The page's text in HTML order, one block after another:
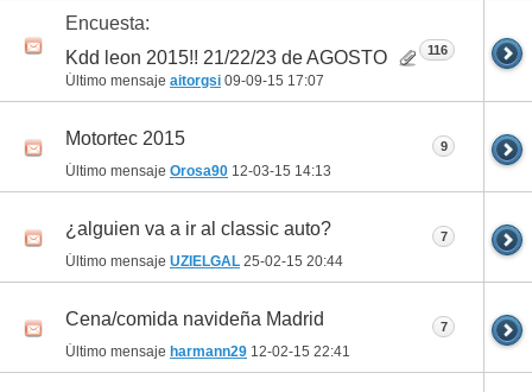
Encuesta:
Kdd leon 2015!! 21/22/23 de AGOSTO
Último mensaje aitorgsi 09-09-15 17:07
116
Motortec 2015
Último mensaje Orosa90 12-03-15 14:13
9
¿alguien va a ir al classic auto?
Último mensaje UZIELGAL 25-02-15 20:44
7
Cena/comida navideña Madrid
Último mensaje harmann29 12-02-15 22:41
7